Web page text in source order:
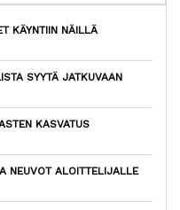
KÄYNTIIN NÄILLÄ
SYYTÄ JATKUVAAN
KASVATUS
NEUVOT ALOITTELIJALLE